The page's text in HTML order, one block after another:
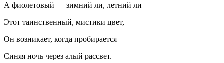
А фиолетовый — зимний ли, летний ли
Этот таинственный, мистики цвет,
Он возникает, когда пробирается
Синяя ночь через алый рассвет.